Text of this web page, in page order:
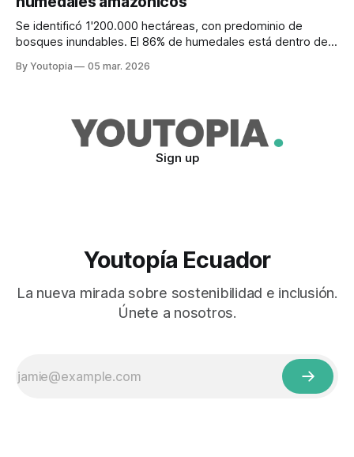
Se identificó 1'200.000 hectáreas, con predominio de
bosques inundables. El 86% de humedales está dentro de
By Youtopia 05 mar. 2026
Sign up
Youtopía Ecuador
La nueva mirada sobre sostenibilidad e inclusión.
Únete a nosotros.